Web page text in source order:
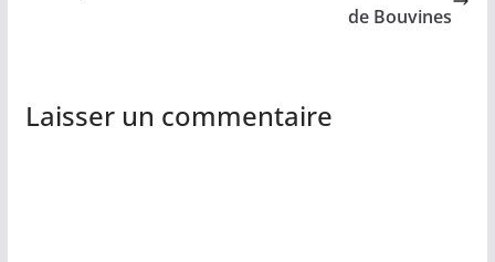
de Bouvines
Laisser un commentaire